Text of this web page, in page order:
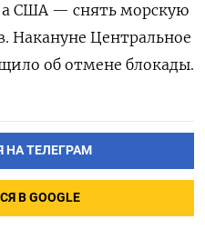
а США — снять морскую
Накануне Центральное
об отмене блокады.
НА ТЕЛЕГРАМ
В GOOGLE